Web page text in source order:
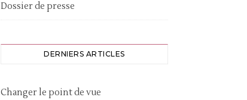
Dossier de presse
DERNIERS ARTICLES
Changer le point de vue